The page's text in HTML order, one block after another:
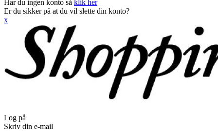
Har du ingen konto så klik her
Er du sikker på at du vil slette din konto?
x
Log på
Skriv din e-mail